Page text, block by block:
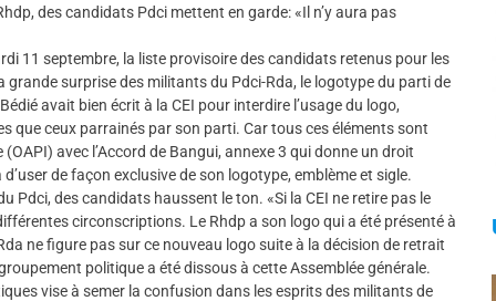
des candidats Pdci mettent en garde: «Il n’y aura pas
11 septembre, la liste provisoire des candidats retenus pour les
surprise des militants du Pdci-Rda, le logotype du parti de
avait bien écrit à la CEI pour interdire l’usage du logo,
que ceux parrainés par son parti. Car tous ces éléments sont
avec l’Accord de Bangui, annexe 3 qui donne un droit
de façon exclusive de son logotype, emblème et sigle.
Pdci, des candidats haussent le ton. «Si la CEI ne retire pas le
circonscriptions. Le Rhdp a son logo qui a été présenté à
ne figure pas sur ce nouveau logo suite à la décision de retrait
politique a été dissous à cette Assemblée générale.
vise à semer la confusion dans les esprits des militants de